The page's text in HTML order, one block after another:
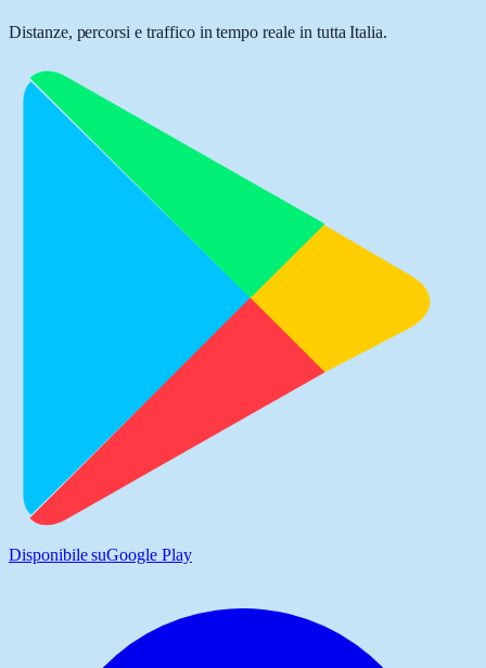
Distanze, percorsi e traffico in tempo reale in tutta Italia.
Disponibile suGoogle Play